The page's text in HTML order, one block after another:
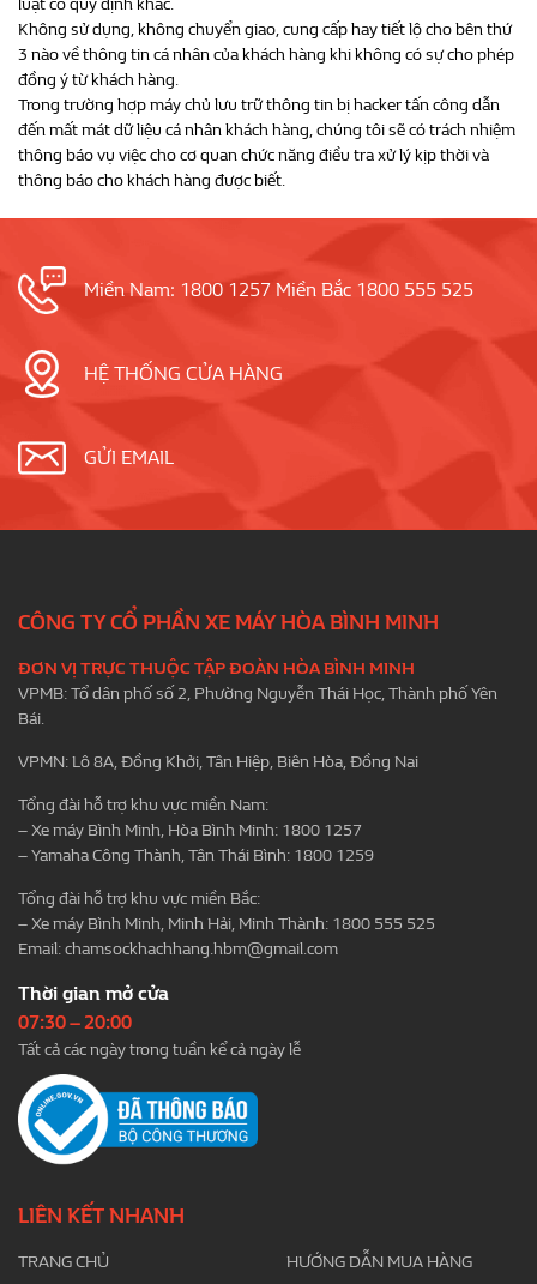
luật có quy định khác.
Không sử dụng, không chuyển giao, cung cấp hay tiết lộ cho bên thứ
3 nào về thông tin cá nhân của khách hàng khi không có sự cho phép
đồng ý từ khách hàng.
Trong trường hợp máy chủ lưu trữ thông tin bị hacker tấn công dẫn
đến mất mát dữ liệu cá nhân khách hàng, chúng tôi sẽ có trách nhiệm
thông báo vụ việc cho cơ quan chức năng điều tra xử lý kịp thời và
thông báo cho khách hàng được biết.
Miền Nam: 1800 1257 Miền Bắc 1800 555 525
HỆ THỐNG CỬA HÀNG
GỬI EMAIL
CÔNG TY CỔ PHẦN XE MÁY HÒA BÌNH MINH
ĐƠN VỊ TRỰC THUỘC TẬP ĐOÀN HÒA BÌNH MINH
VPMB: Tổ dân phố số 2, Phường Nguyễn Thái Học, Thành phố Yên
Bái.
VPMN: Lô 8A, Đồng Khởi, Tân Hiệp, Biên Hòa, Đồng Nai
Tổng đài hỗ trợ khu vực miền Nam:
– Xe máy Bình Minh, Hòa Bình Minh: 1800 1257
– Yamaha Công Thành, Tân Thái Bình: 1800 1259
Tổng đài hỗ trợ khu vực miền Bắc:
– Xe máy Bình Minh, Minh Hải, Minh Thành: 1800 555 525
Email:chamsockhachhang.hbm@gmail.com
Thời gian mở cửa
07:30 – 20:00
Tất cả các ngày trong tuần kể cả ngày lễ
LIÊN KẾT NHANH
TRANG CHỦ
HƯỚNG DẪN MUA HÀNG